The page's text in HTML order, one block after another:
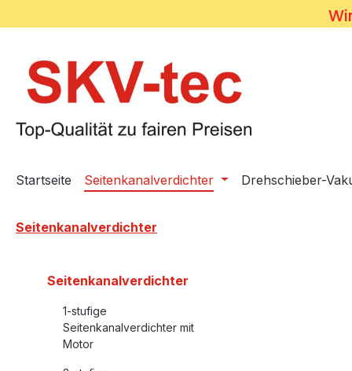
Startseite Seitenkanalverdichter Drehschieber-
Seitenkanalverdichter
Seitenkanalverdichter
1-stufige
Seitenkanalverdichter mit
Motor